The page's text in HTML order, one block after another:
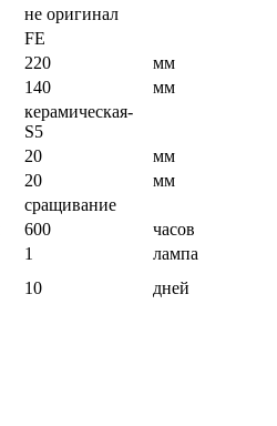
не оригинал
FE
220
мм
140
мм
керамическая-
S5
20
мм
20
мм
сращивание
600
часов
1
лампа
10 дней